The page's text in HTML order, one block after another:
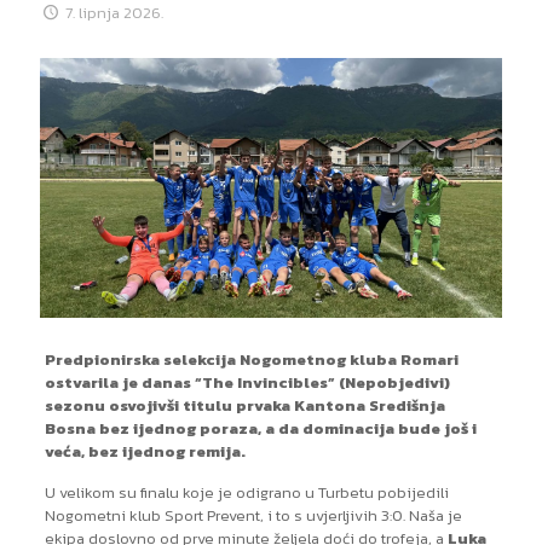
7. lipnja 2026.
Predpionirska selekcija Nogometnog kluba Romari
ostvarila je danas “The Invincibles” (Nepobjedivi)
sezonu osvojivši titulu prvaka Kantona Središnja
Bosna bez ijednog poraza, a da dominacija bude još i
veća, bez ijednog remija.
U velikom su finalu koje je odigrano u Turbetu pobijedili
Nogometni klub Sport Prevent, i to s uvjerljivih 3:0. Naša je
ekipa doslovno od prve minute željela doći do trofeja, a Luka